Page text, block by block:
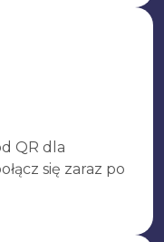
QR dla
się zaraz po